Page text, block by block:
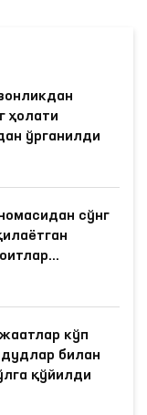
ҳолати
ўрганилди
сўнг
кўп
билан
қўйилди